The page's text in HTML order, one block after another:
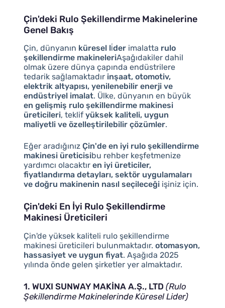
Çin'deki Rulo Şekillendirme Makinelerine
Genel Bakış
Çin, dünyanın küresel li̇derimalatta rulo
şekillendirme makineleriAşağıdakiler dahil
olmak üzere dünya çapında endüstrilere
tedarik sağlamaktadır inşaat, otomotiv,
elektrik altyapısı, yenilenebilir enerji ve
endüstriyel imalat. Ülke, dünyanın en büyük
en gelişmiş rulo şekillendirme makinesi
üreticileri, teklif yüksek kaliteli, uygun
maliyetli ve özelleştirilebilir çözümler.
Eğer aradığınız Çin'de en iyi rulo şekillendirme
makinesi üreticisibu rehber keşfetmenize
yardımcı olacaktır en iyi üreticiler,
fiyatlandırma detayları, sektör uygulamaları
ve doğru makinenin nasıl seçileceğiişiniz için.
Çin'deki En İyi Rulo Şekillendirme
Makinesi Üreticileri
Çin'de yüksek kaliteli rulo şekillendirme
makinesi üreticileri bulunmaktadır. otomasyon,
hassasiyet ve uygun fiyat. Aşağıda 2025
yılında önde gelen şirketler yer almaktadır.
1. WUXI SUNWAY MAKİNA A.Ş., LTD (Rulo
Şekillendirme Makinelerinde Küresel Lider)